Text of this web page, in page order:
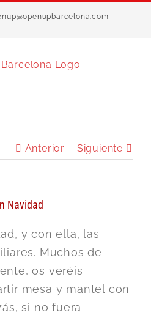
Anterior Siguiente
Navidad
y con ella, las
Muchos de
os veréis
mesa y mantel con
si no fuera